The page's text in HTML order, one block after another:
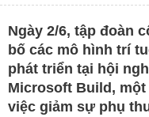
Ngày 2/6, tập đoàn
bố các mô hình trí
phát triển tại hội
Microsoft Build,
việc giảm sự phụ